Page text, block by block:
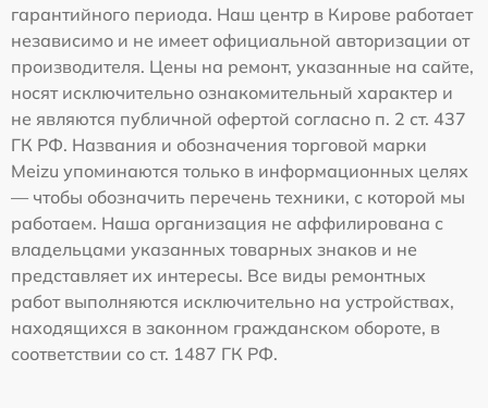
гарантийного периода. Наш центр в Кирове работает
независимо и не имеет официальной авторизации от
производителя. Цены на ремонт, указанные на сайте,
носят исключительно ознакомительный характер и
не являются публичной офертой согласно п. 2 ст. 437
ГК РФ. Названия и обозначения торговой марки
Meizu упоминаются только в информационных целях
— чтобы обозначить перечень техники, с которой мы
работаем. Наша организация не аффилирована с
владельцами указанных товарных знаков и не
представляет их интересы. Все виды ремонтных
работ выполняются исключительно на устройствах,
находящихся в законном гражданском обороте, в
соответствии со ст. 1487 ГК РФ.